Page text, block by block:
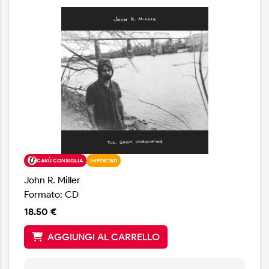
attraverso le generazioni, all’età di 79 anni Lenny Kaye
pubblica finalmente il suo album solista di debutto. In
questo lavoro, Patti Smith ha collaborato con Lenny alla
composizione di “Solstice”, mentre in “Let’s Make a
Memory” partecipa il pianista jazz Matthew Shipp. In
“Pennsylvania Girls” suona il violino Tim Carbone dei
Railroad Earth, mentre l’arrangiamento degli archi del
brano di chiusura “Yes I Will” è a cura di David
Mansfield: un vero e proprio cast di ospiti d’eccezione.
CARÙ CONSIGLIA IMPORTATI
John R. Miller
Formato: CD
18.50 €
AGGIUNGI AL CARRELLO